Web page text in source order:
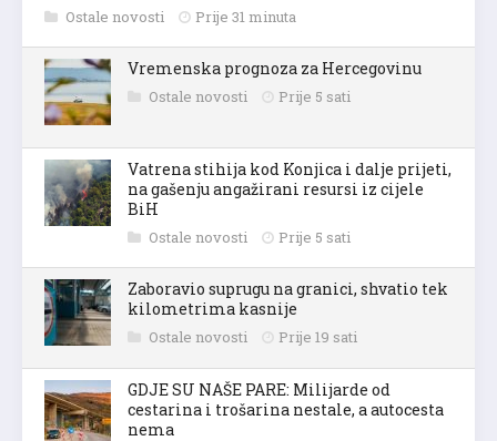
Ostale novosti Prije 31 minuta
Vremenska prognoza za Hercegovinu
Ostale novosti Prije 5 sati
Vatrena stihija kod Konjica i dalje prijeti,
na gašenju angažirani resursi iz cijele
BiH
Ostale novosti Prije 5 sati
Zaboravio suprugu na granici, shvatio tek
kilometrima kasnije
Ostale novosti Prije 19 sati
GDJE SU NAŠE PARE: Milijarde od
cestarina i trošarina nestale, a autocesta
nema